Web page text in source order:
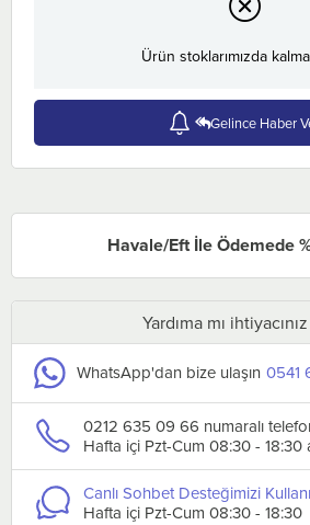
Ürün stoklarımızda
Gelince Haber
Havale/Eft İle Ödemede
Yardıma mı
WhatsApp'dan bize ulaşın 0541
0212 635 09 66 numaralı
Hafta içi Pzt-Cum 08:30 - 18:30
Canlı Sohbet Desteğimizi
Hafta içi Pzt-Cum 08:30 - 18:30